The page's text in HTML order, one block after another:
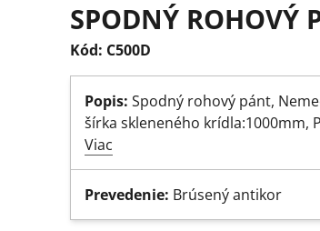
SPODNÝ ROHOVÝ
Kód: C500D
Popis: Spodný rohový pánt,
šírka skleneného krídla:1000mm,
Viac
Prevedenie: Brúsený antikor